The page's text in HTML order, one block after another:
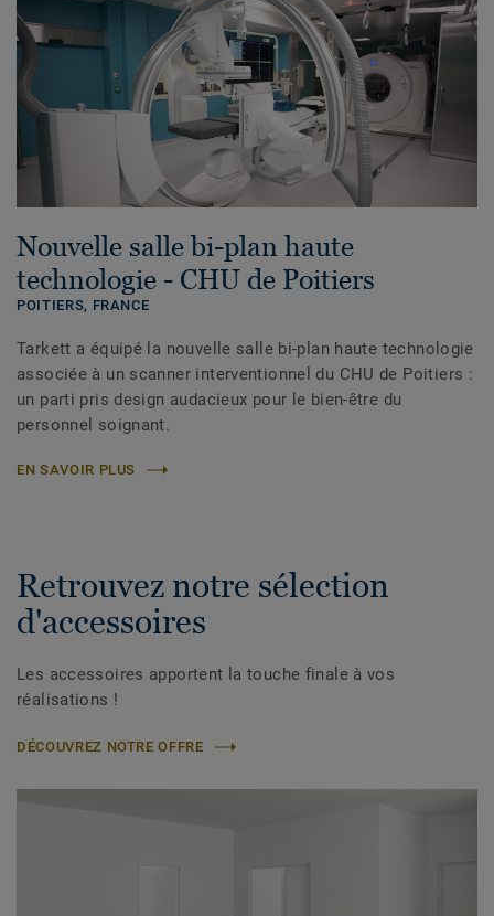
Nouvelle salle bi-plan haute
technologie - CHU de Poitiers
POITIERS, FRANCE
Tarkett a équipé la nouvelle salle bi-plan haute technologie
associée à un scanner interventionnel du CHU de Poitiers :
un parti pris design audacieux pour le bien-être du
personnel soignant.
EN SAVOIR PLUS
Retrouvez notre sélection
d'accessoires
Les accessoires apportent la touche finale à vos
réalisations !
DÉCOUVREZ NOTRE OFFRE